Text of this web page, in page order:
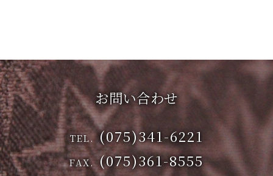
お問い合わせ
TEL. (075)341-6221
FAX.(075)361-8555